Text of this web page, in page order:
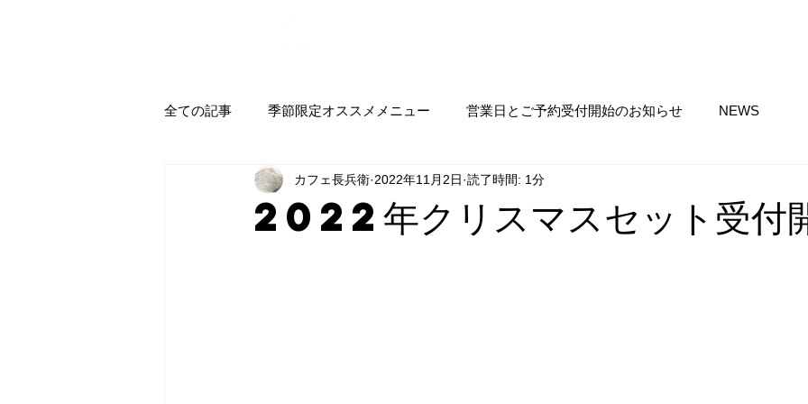
全ての記事 季節限定オススメメニュー 営業日とご予約受付開始のお知らせ NEWS
2022年クリスマスセット受付
カフェ長兵衛 2022年11月2日 読了時間: 1分